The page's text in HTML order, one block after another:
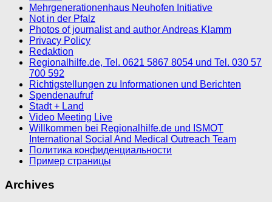
Mehrgenerationenhaus Neuhofen Initiative
Not in der Pfalz
Photos of journalist and author Andreas Klamm
Privacy Policy
Redaktion
Regionalhilfe.de, Tel. 0621 5867 8054 und Tel. 030 57
700 592
Richtigstellungen zu Informationen und Berichten
Spendenaufruf
Stadt + Land
Video Meeting Live
Willkommen bei Regionalhilfe.de und ISMOT
International Social And Medical Outreach Team
Политика конфиденциальности
Пример страницы
Archives